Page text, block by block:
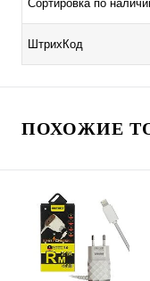
Сортировка по
ШтрихКод
ПОХОЖИЕ